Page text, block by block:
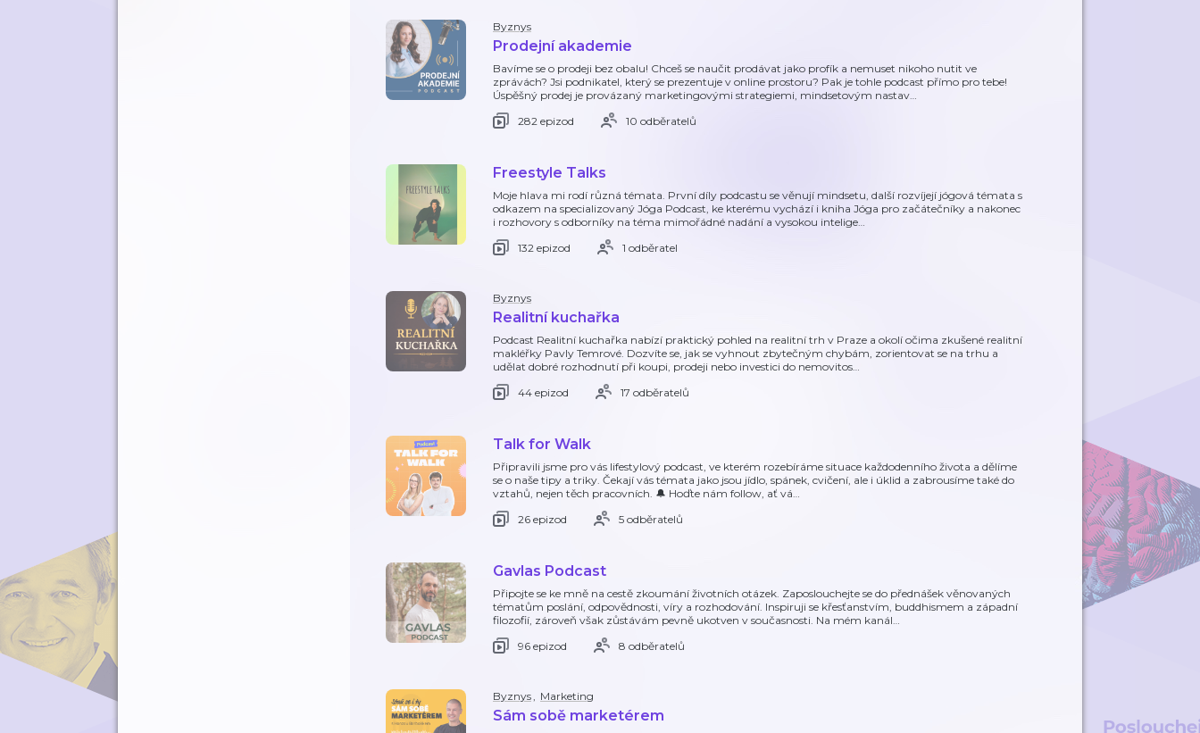
Byznys
Prodejní akademie
Bavíme se o prodeji bez obalu! Chceš se naučit prodávat jako profík a nemuset nikoho nutit ve
zprávách? Jsi podnikatel, který se prezentuje v online prostoru? Pak je tohle podcast přímo pro tebe!
Úspěšný prodej je provázaný marketingovými strategiemi, mindsetovým nastav…
282 epizod
10 odběratelů
Freestyle Talks
Moje hlava mi rodí různá témata. První díly podcastu se věnují mindsetu, další rozvíjejí jógová témata s
odkazem na specializovaný Jóga Podcast, ke kterému vychází i kniha Jóga pro začátečníky a nakonec
i rozhovory s odborníky na téma mimořádné nadání a vysokou intelige…
132 epizod
1 odběratel
Byznys
Realitní kuchařka
Podcast Realitní kuchařka nabízí praktický pohled na realitní trh v Praze a okolí očima zkušené realitní
makléřky Pavly Temrové. Dozvíte se, jak se vyhnout zbytečným chybám, zorientovat se na trhu a
udělat dobré rozhodnutí při koupi, prodeji nebo investici do nemovitos…
44 epizod
17 odběratelů
Talk for Walk
Připravili jsme pro vás lifestylový podcast, ve kterém rozebíráme situace každodenního života a dělíme
se o naše tipy a triky. Čekají vás témata jako jsou jídlo, spánek, cvičení, ale i úklid a zabrousíme také do
vztahů, nejen těch pracovních. 🔔 Hoďte nám follow, ať vá…
26 epizod
5 odběratelů
Gavlas Podcast
Připojte se ke mně na cestě zkoumání životních otázek. Zaposlouchejte se do přednášek věnovaných
tématům poslání, odpovědnosti, víry a rozhodování. Inspiruji se křesťanstvím, buddhismem a západní
filozofií, zároveň však zůstávám pevně ukotven v současnosti. Na mém kanál…
96 epizod
8 odběratelů
Byznys, Marketing
Sám sobě marketérem